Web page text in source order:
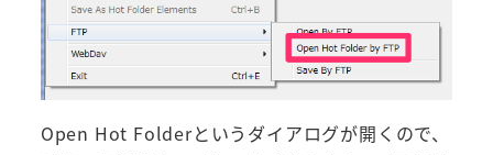
Open Hot Folderというダイアログが開くので、